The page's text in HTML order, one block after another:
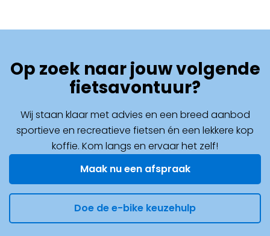
Op zoek naar jouw volgende
fietsavontuur?
Wij staan klaar met advies en een breed aanbod
sportieve en recreatieve fietsen én een lekkere kop
koffie. Kom langs en ervaar het zelf!
Maak nu een afspraak
Doe de e-bike keuzehulp